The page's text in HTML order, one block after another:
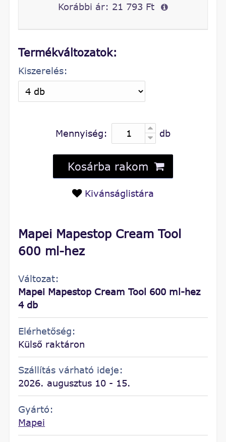
Mapei Mapestop Cream Tool
600 ml-hez
Változat:
Mapei Mapestop Cream Tool 600 ml-hez
4 db
Elérhetőség:
Külső raktáron
Szállítás várható ideje:
2026. augusztus 10 - 15.
Gyártó:
Mapei
Korábbi ár: 21 793 Ft
Termékváltozatok:
Kiszerelés:
Mennyiség: db
Kosárba rakom
Kivánságlistára